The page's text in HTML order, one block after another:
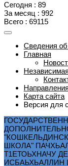
Сегодня : 89
За месяц : 992
Всего : 69115
Сведения об
Главная
Карта сайта
Версия для
ШКОЛА"
Т1ЕТОЬХНАЧУ
ИСБАЬХЬАЛЛИН